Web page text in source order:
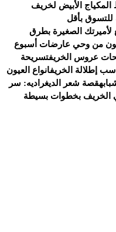
الأبيض لخريف
للتسوق بأقل
الصغيرة بطرق
من وحي عارضات أسبوع
عروس الخريفتسريحة
إطلالة الخريفانواع العيون
قصة شعر الديغراديه: سر
الخريف بخطوات بسيطة